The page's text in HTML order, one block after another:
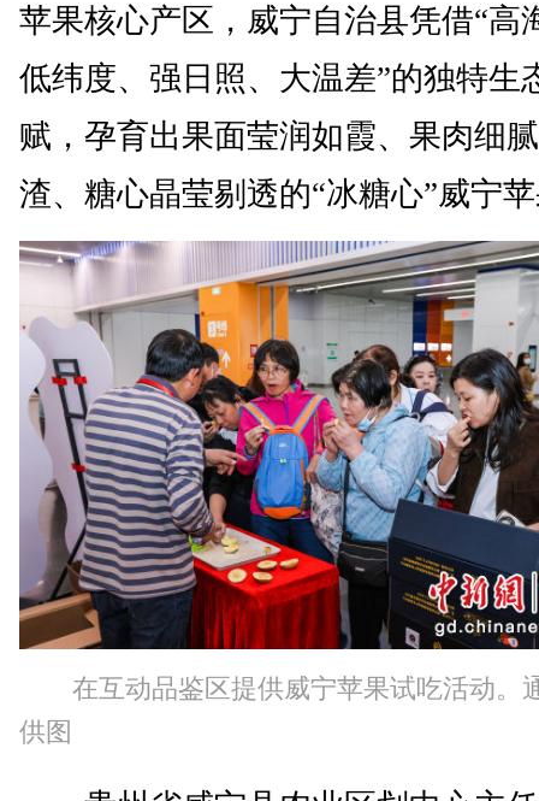
苹果核心产区，威宁自治县凭借“高
低纬度、强日照、大温差”的独特生
赋，孕育出果面莹润如霞、果肉细
渣、糖心晶莹剔透的“冰糖心”威宁
在互动品鉴区提供威宁苹果试吃活动。
供图